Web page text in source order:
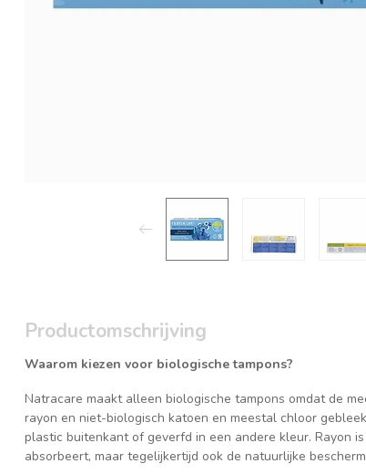
Productomschrijving
Waarom kiezen voor biologische tampons?
Natracare maakt alleen biologische tampons omdat de
rayon en niet-biologisch katoen en meestal chloor
plastic buitenkant of geverfd in een andere kleur. Rayon
absorbeert, maar tegelijkertijd ook de natuurlijke